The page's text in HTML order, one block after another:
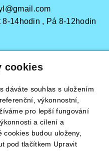
14hodin , Pá 8-12hodin
cookies
dáváte souhlas s uložením
výkonnostní,
pro lepší fungování
a cílení a
cookies budou uloženy,
pod tlačítkem Upravit